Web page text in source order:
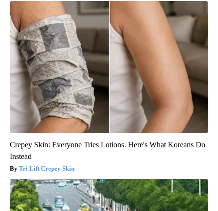
Crepey Skin: Everyone Tries Lotions. Here's What Koreans Do
Instead
Tri Lift Crepey Skin